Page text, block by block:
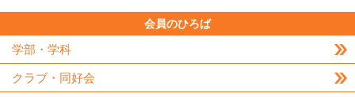
会員のひろば
学部・学科
クラブ・同好会